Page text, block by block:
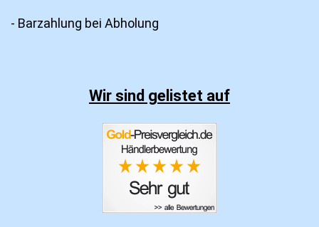
- Barzahlung bei Abholung
Wir sind gelistet auf